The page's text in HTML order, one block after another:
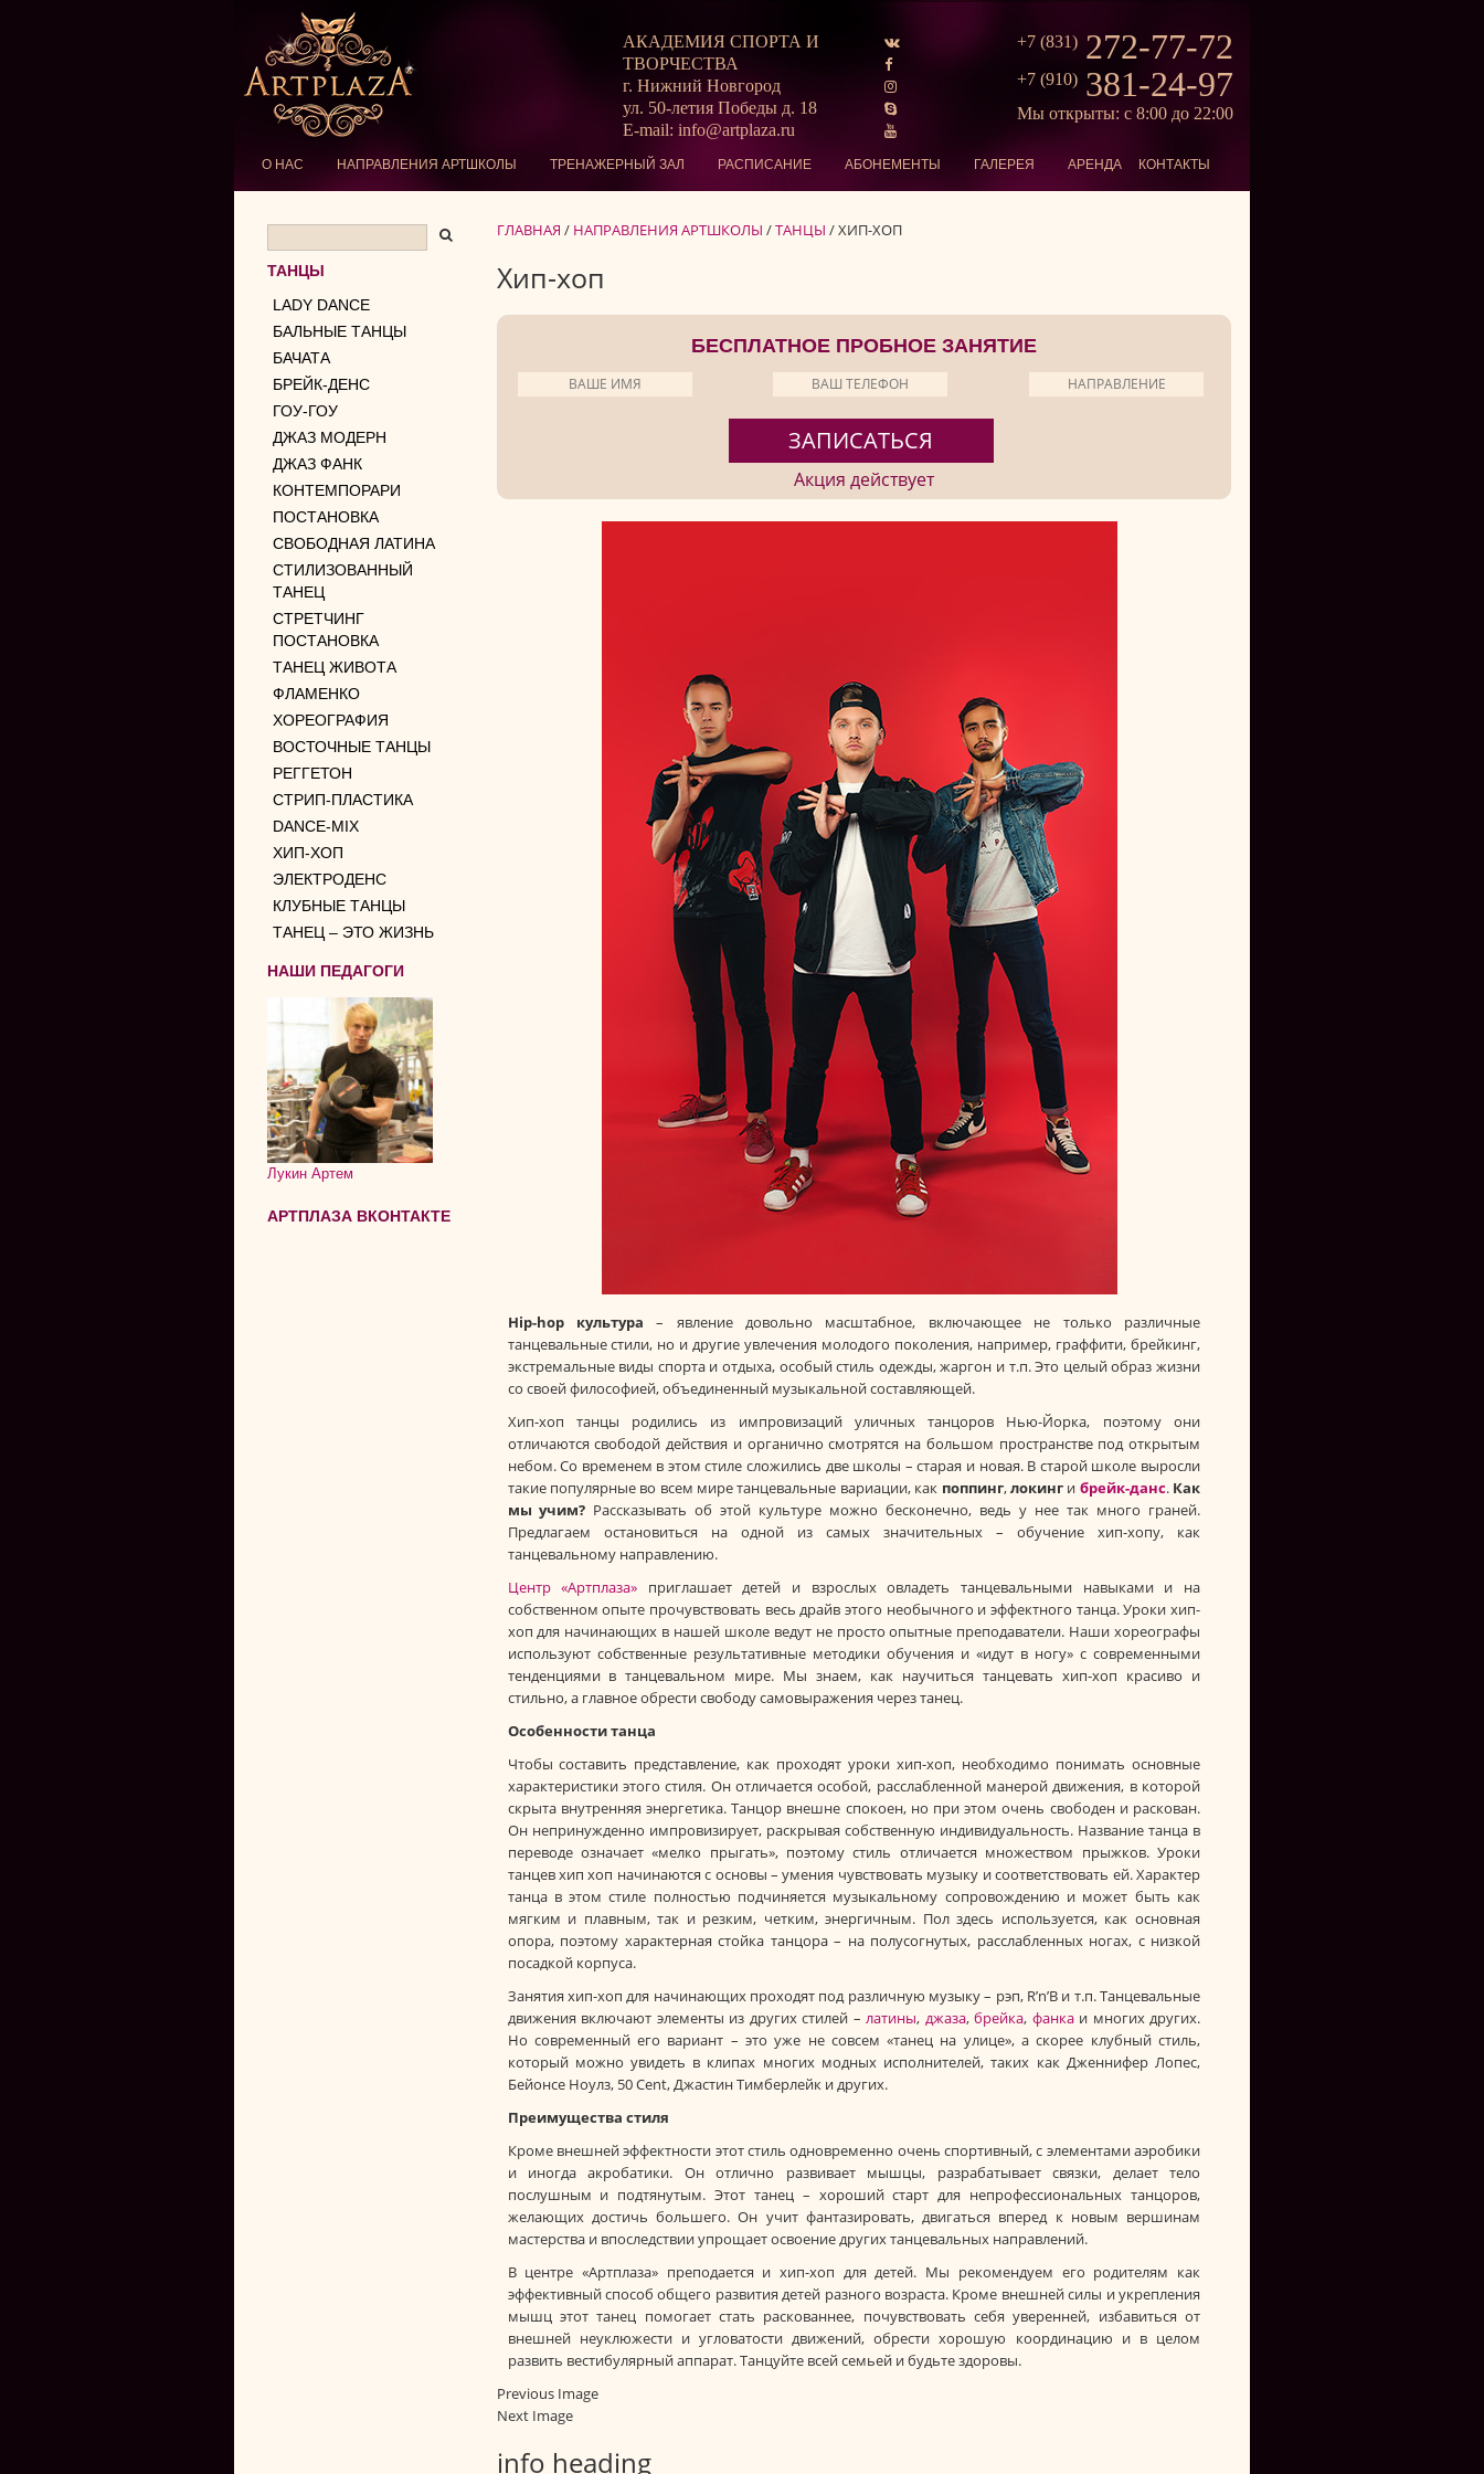
АКАДЕМИЯ СПОРТА И
ТВОРЧЕСТВА
г. Нижний Новгород
ул. 50-летия Победы д. 18
E-mail: info@artplaza.ru
+7 (831) 272-77-72
+7 (910) 381-24-97
Мы открыты: с 8:00 до 22:00
О НАС НАПРАВЛЕНИЯ АРТШКОЛЫ ТРЕНАЖЕРНЫЙ ЗАЛ РАСПИСАНИЕ АБОНЕМЕНТЫ ГАЛЕРЕЯ АРЕНДА КОНТАКТЫ
ТАНЦЫ
LADY DANCE
БАЛЬНЫЕ ТАНЦЫ
БАЧАТА
БРЕЙК-ДЕНС
ГОУ-ГОУ
ДЖАЗ МОДЕРН
ДЖАЗ ФАНК
КОНТЕМПОРАРИ
ПОСТАНОВКА
СВОБОДНАЯ ЛАТИНА
СТИЛИЗОВАННЫЙ
ТАНЕЦ
СТРЕТЧИНГ
ПОСТАНОВКА
ТАНЕЦ ЖИВОТА
ФЛАМЕНКО
ХОРЕОГРАФИЯ
ВОСТОЧНЫЕ ТАНЦЫ
РЕГГЕТОН
СТРИП-ПЛАСТИКА
DANCE-MIX
ХИП-ХОП
ЭЛЕКТРОДЕНС
КЛУБНЫЕ ТАНЦЫ
ТАНЕЦ – ЭТО ЖИЗНЬ
НАШИ ПЕДАГОГИ
Лукин Артем
АРТПЛАЗА ВКОНТАКТЕ
ГЛАВНАЯ / НАПРАВЛЕНИЯ АРТШКОЛЫ /ТАНЦЫ /ХИП-ХОП
Хип-хоп
БЕСПЛАТНОЕ ПРОБНОЕ ЗАНЯТИЕ
Акция действует
Hip-hop культура – явление довольно масштабное, включающее не только различные
танцевальные стили, но и другие увлечения молодого поколения, например, граффити, брейкинг,
экстремальные виды спорта и отдыха, особый стиль одежды, жаргон и т.п. Это целый образ жизни
со своей философией, объединенный музыкальной составляющей.
Хип-хоп танцы родились из импровизаций уличных танцоров Нью-Йорка, поэтому они
отличаются свободой действия и органично смотрятся на большом пространстве под открытым
небом. Со временем в этом стиле сложились две школы – старая и новая. В старой школе выросли
такие популярные во всем мире танцевальные вариации, как поппинг,локинги брейк-данс. Как
мы учим? Рассказывать об этой культуре можно бесконечно, ведь у нее так много граней.
Предлагаем остановиться на одной из самых значительных – обучение хип-хопу, как
танцевальному направлению.
Центр «Артплаза» приглашает детей и взрослых овладеть танцевальными навыками и на
собственном опыте прочувствовать весь драйв этого необычного и эффектного танца. Уроки хип-
хоп для начинающих в нашей школе ведут не просто опытные преподаватели. Наши хореографы
используют собственные результативные методики обучения и «идут в ногу» с современными
тенденциями в танцевальном мире. Мы знаем, как научиться танцевать хип-хоп красиво и
стильно, а главное обрести свободу самовыражения через танец.
Особенности танца
Чтобы составить представление, как проходят уроки хип-хоп, необходимо понимать основные
характеристики этого стиля. Он отличается особой, расслабленной манерой движения, в которой
скрыта внутренняя энергетика. Танцор внешне спокоен, но при этом очень свободен и раскован.
Он непринужденно импровизирует, раскрывая собственную индивидуальность. Название танца в
переводе означает «мелко прыгать», поэтому стиль отличается множеством прыжков. Уроки
танцев хип хоп начинаются с основы – умения чувствовать музыку и соответствовать ей. Характер
танца в этом стиле полностью подчиняется музыкальному сопровождению и может быть как
мягким и плавным, так и резким, четким, энергичным. Пол здесь используется, как основная
опора, поэтому характерная стойка танцора – на полусогнутых, расслабленных ногах, с низкой
посадкой корпуса.
Занятия хип-хоп для начинающих проходят под различную музыку – рэп, R’n’B и т.п. Танцевальные
движения включают элементы из других стилей – латины, джаза, брейка, фанкаи многих других.
Но современный его вариант – это уже не совсем «танец на улице», а скорее клубный стиль,
который можно увидеть в клипах многих модных исполнителей, таких как Дженнифер Лопес,
Бейонсе Ноулз, 50 Cent, Джастин Тимберлейк и других.
Преимущества стиля
Кроме внешней эффектности этот стиль одновременно очень спортивный, с элементами аэробики
и иногда акробатики. Он отлично развивает мышцы, разрабатывает связки, делает тело
послушным и подтянутым. Этот танец – хороший старт для непрофессиональных танцоров,
желающих достичь большего. Он учит фантазировать, двигаться вперед к новым вершинам
мастерства и впоследствии упрощает освоение других танцевальных направлений.
В центре «Артплаза» преподается и хип-хоп для детей. Мы рекомендуем его родителям как
эффективный способ общего развития детей разного возраста. Кроме внешней силы и укрепления
мышц этот танец помогает стать раскованнее, почувствовать себя уверенней, избавиться от
внешней неуклюжести и угловатости движений, обрести хорошую координацию и в целом
развить вестибулярный аппарат. Танцуйте всей семьей и будьте здоровы.
Previous Image
Next Image
info heading